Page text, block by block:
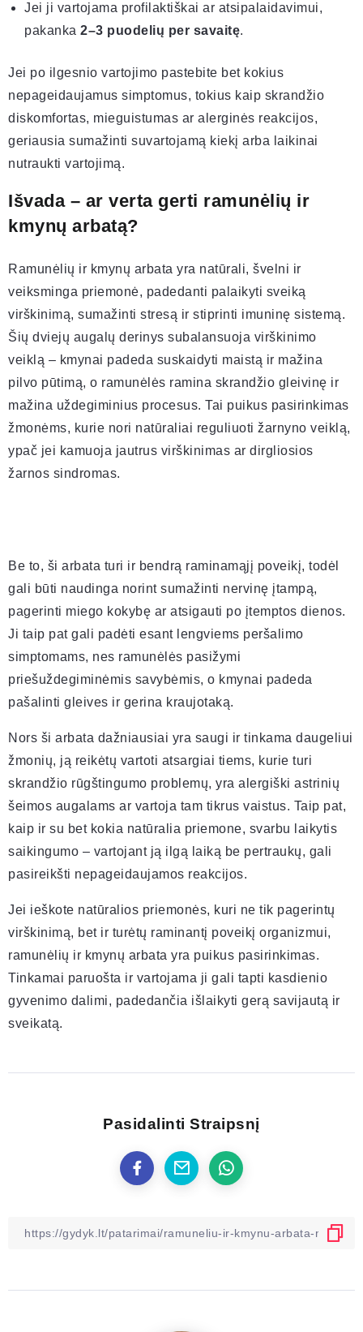
Jei ji vartojama profilaktiškai ar atsipalaidavimui,
pakanka 2–3 puodelių per savaitę.
Jei po ilgesnio vartojimo pastebite bet kokius
nepageidaujamus simptomus, tokius kaip skrandžio
diskomfortas, mieguistumas ar alerginės reakcijos,
geriausia sumažinti suvartojamą kiekį arba laikinai
nutraukti vartojimą.
Išvada – ar verta gerti ramunėlių ir
kmynų arbatą?
Ramunėlių ir kmynų arbata yra natūrali, švelni ir
veiksminga priemonė, padedanti palaikyti sveiką
virškinimą, sumažinti stresą ir stiprinti imuninę sistemą.
Šių dviejų augalų derinys subalansuoja virškinimo
veiklą – kmynai padeda suskaidyti maistą ir mažina
pilvo pūtimą, o ramunėlės ramina skrandžio gleivinę ir
mažina uždegiminius procesus. Tai puikus pasirinkimas
žmonėms, kurie nori natūraliai reguliuoti žarnyno veiklą,
ypač jei kamuoja jautrus virškinimas ar dirgliosios
žarnos sindromas.
Be to, ši arbata turi ir bendrą raminamąjį poveikį, todėl
gali būti naudinga norint sumažinti nervinę įtampą,
pagerinti miego kokybę ar atsigauti po įtemptos dienos.
Ji taip pat gali padėti esant lengviems peršalimo
simptomams, nes ramunėlės pasižymi
priešuždegiminėmis savybėmis, o kmynai padeda
pašalinti gleives ir gerina kraujotaką.
Nors ši arbata dažniausiai yra saugi ir tinkama daugeliui
žmonių, ją reikėtų vartoti atsargiai tiems, kurie turi
skrandžio rūgštingumo problemų, yra alergiški astrinių
šeimos augalams ar vartoja tam tikrus vaistus. Taip pat,
kaip ir su bet kokia natūralia priemone, svarbu laikytis
saikingumo – vartojant ją ilgą laiką be pertraukų, gali
pasireikšti nepageidaujamos reakcijos.
Jei ieškote natūralios priemonės, kuri ne tik pagerintų
virškinimą, bet ir turėtų raminantį poveikį organizmui,
ramunėlių ir kmynų arbata yra puikus pasirinkimas.
Tinkamai paruošta ir vartojama ji gali tapti kasdienio
gyvenimo dalimi, padedančia išlaikyti gerą savijautą ir
sveikatą.
Pasidalinti Straipsnį